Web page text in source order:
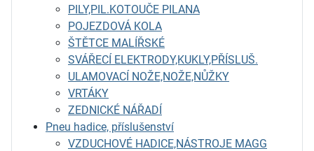
PILY,PIL.KOTOUČE PILANA
POJEZDOVÁ KOLA
ŠTĚTCE MALÍŘSKÉ
SVÁŘECÍ ELEKTRODY,KUKLY,PŘÍSLUŠ.
ULAMOVACÍ NOŽE,NOŽE,NŮŽKY
VRTÁKY
ZEDNICKÉ NÁŘADÍ
Pneu hadice, příslušenství
VZDUCHOVÉ HADICE,NÁSTROJE MAGG